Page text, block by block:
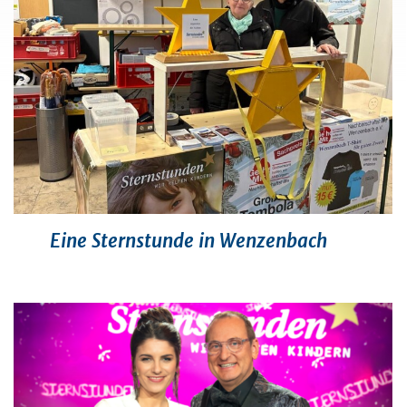
Eine Sternstunde in Wenzenbach